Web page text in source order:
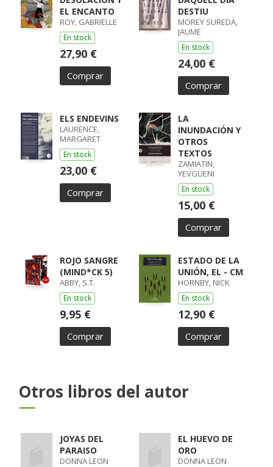
EL ENCANTO
ROY, GABRIELLE
En stock
27,90 €
Comprar
DESTIU
MOREY SUREDA,
JAUME
En stock
24,00 €
Comprar
ELS ENDEVINS
LAURENCE,
MARGARET
En stock
23,00 €
Comprar
LA
INUNDACIÓN Y
OTROS
TEXTOS
ZAMIATIN,
YEVGUENI
En stock
15,00 €
Comprar
ROJO SANGRE
(MIND*CK 5)
ABBY, S.T.
En stock
9,95 €
Comprar
ESTADO DE LA
UNIÓN, EL - CM
HORNBY, NICK
En stock
12,90 €
Comprar
Otros libros del autor
JOYAS DEL
PARAISO
DONNA LEON
EL HUEVO DE
ORO
DONNA LEON